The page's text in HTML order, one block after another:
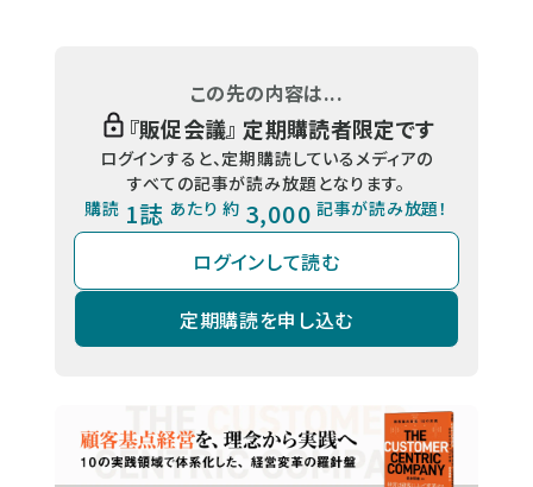
この先の内容は...
『販促会議』 定期購読者限定です
ログインすると、定期購読しているメディアの
すべての記事が読み放題となります。
購読 1誌 あたり 約 3,000 記事が読み放題！
ログインして読む
定期購読を申し込む